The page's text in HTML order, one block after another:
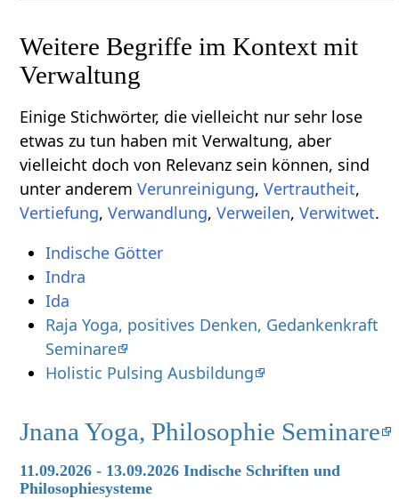
Weitere Begriffe im Kontext mit
Einige Stichwörter, die vielleicht nur sehr lose
etwas zu tun haben mit Verwaltung‏‎, aber
vielleicht doch von Relevanz sein können, sind
unter anderem
,
,
, , ,
.
Indische Götter
Indra
Ida
Raja Yoga, positives Denken, Gedankenkraft
Seminare
Holistic Pulsing Ausbildung
Jnana Yoga, Philosophie Seminare
11.09.2026 - 13.09.2026 Indische Schriften und
Philosophiesysteme